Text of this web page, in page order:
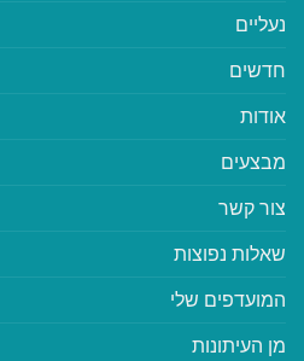
נעליים
חדשים
אודות
מבצעים
צור קשר
שאלות נפוצות
המועדפים שלי
מן העיתונות